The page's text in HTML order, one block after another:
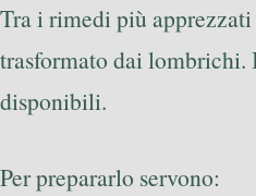
Tra i rimedi più apprezzati
trasformato dai lombrichi.
disponibili.
Per prepararlo servono: